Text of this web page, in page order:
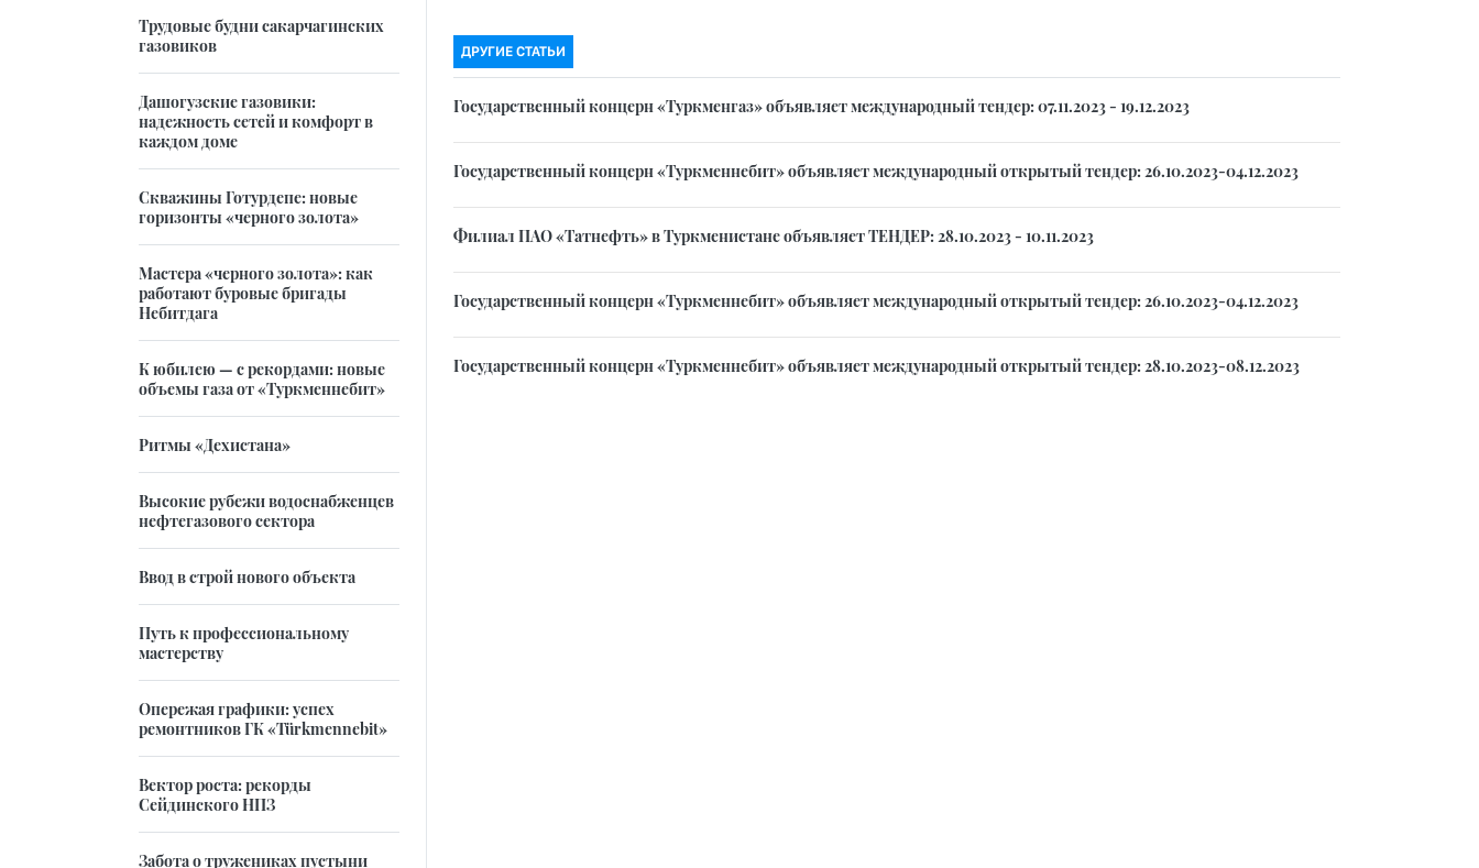
ДРУГИЕ СТАТЬИ
Государственный концерн «Туркменгаз» объявляет международный тендер: 07.11.2023 - 19.12.2023
Государственный концерн «Туркменнебит» объявляет международный открытый тендер: 26.10.2023-04.12.2023
Филиал ПАО «Татнефть» в Туркменистане объявляет ТЕНДЕР: 28.10.2023 - 10.11.2023
Государственный концерн «Туркменнебит» объявляет международный открытый тендер: 26.10.2023-04.12.2023
Государственный концерн «Туркменнебит» объявляет международный открытый тендер: 28.10.2023-08.12.2023
Трудовые будни сакарчагинских
газовиков
Дашогузские газовики:
надежность сетей и комфорт в
каждом доме
Скважины Готурдепе: новые
горизонты «черного золота»
Мастера «черного золота»: как
работают буровые бригады
Небитдага
К юбилею — с рекордами: новые
объемы газа от «Туркменнебит»
Ритмы «Дехистана»
Высокие рубежи водоснабженцев
нефтегазового сектора
Ввод в строй нового объекта
Путь к профессиональному
мастерству
Опережая графики: успех
ремонтников ГК «Türkmennebit»
Вектор роста: рекорды
Сейдинского НПЗ
Забота о тружениках пустыни